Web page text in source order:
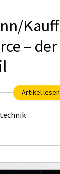
–
Artikel lesen